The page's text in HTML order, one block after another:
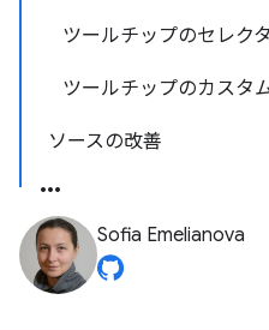
ツールチップのセレク
ツールチップのカスタ
ソースの改善
Sofia Emelianova